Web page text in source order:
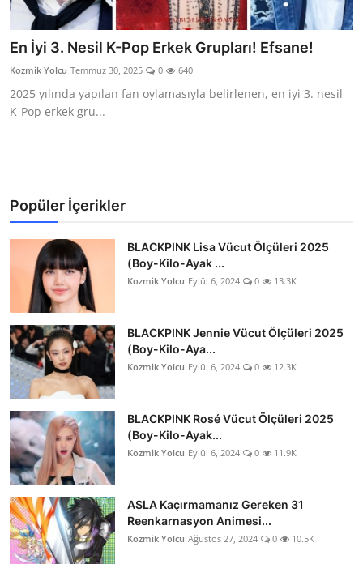
Anime
Dizi & Film
Testler
En İyi 3. Nesil K-Pop Erkek Grupları! Efsane!
Kozmik Yolcu Temmuz 30, 2025 0 640
2025 yılında yapılan fan oylamasıyla belirlenen, en iyi 3. nesil
K-Pop erkek gru...
Popüler İçerikler
BLACKPINK Lisa Vücut Ölçüleri 2025
(Boy-Kilo-Ayak ...
Kozmik Yolcu Eylül 6, 2024 0 13.3K
BLACKPINK Jennie Vücut Ölçüleri 2025
(Boy-Kilo-Aya...
Kozmik Yolcu Eylül 6, 2024 0 12.3K
BLACKPINK Rosé Vücut Ölçüleri 2025
(Boy-Kilo-Ayak...
Kozmik Yolcu Eylül 6, 2024 0 11.9K
ASLA Kaçırmamanız Gereken 31
Reenkarnasyon Animesi...
Kozmik Yolcu Ağustos 27, 2024 0 10.5K